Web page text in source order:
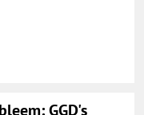
GGD's